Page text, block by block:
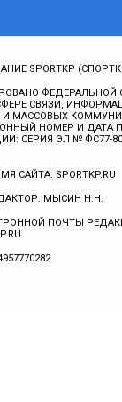
SPORTKP
ФЕДЕРАЛЬНОЙ
СВЯЗИ,
И МАССОВЫХ
НОМЕР И ДАТА
СЕРИЯ ЭЛ № ФС77-
САЙТА: SPORTKP.RU
МЫСИН Н.Н.
ПОЧТЫ